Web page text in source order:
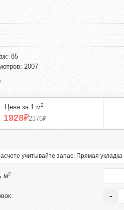
85
2007
Цена за 1 м2:
1928₽2376₽
учитывайте запас: Прямая
м2